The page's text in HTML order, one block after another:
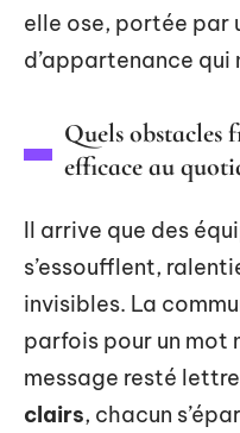
elle ose, portée par
d’appartenance qui
Quels
efficace au
Il arrive que des
s’essoufflent,
invisibles. La
parfois pour un mot
message resté
clairs, chacun